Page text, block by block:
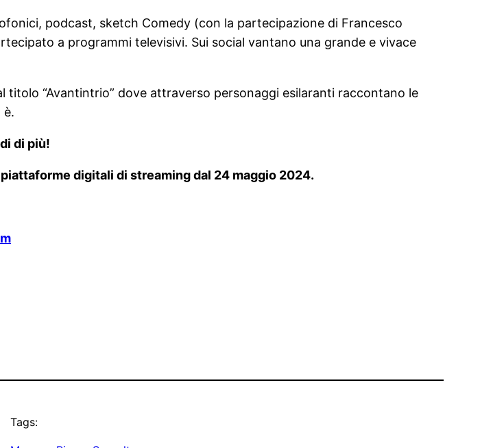
podcast, sketch Comedy (con la partecipazione di Francesco
a programmi televisivi. Sui social vantano una grande e vivace
“Avantintrio” dove attraverso personaggi esilaranti raccontano le
è.
di più!
digitali di streaming dal 24 maggio 2024.
Tags: